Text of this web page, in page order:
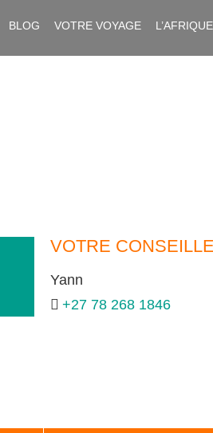
BLOG VOTRE VOYAGE
VOTRE
Yann
+27 78 268 1846